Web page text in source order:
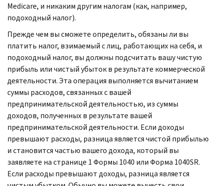
Medicare, и никаким другим налогам (как, например,
подоходный налог).
Прежде чем вы сможете определить, обязаны ли вы
платить налог, взимаемый с лиц, работающих на себя, и
подоходный налог, вы должны подсчитать вашу чистую
прибыль или чистый убыток в результате коммерческой
деятельности. Эта операция выполняется вычитанием
суммы расходов, связанных с вашей
предпринимательской деятельностью, из суммы
доходов, полученных в результате вашей
предпринимательской деятельности. Если доходы
превышают расходы, разница является чистой прибылью
и становится частью вашего дохода, который вы
заявляете на странице 1 Формы 1040 или Форма 1040SR.
Если расходы превышают доходы, разница является